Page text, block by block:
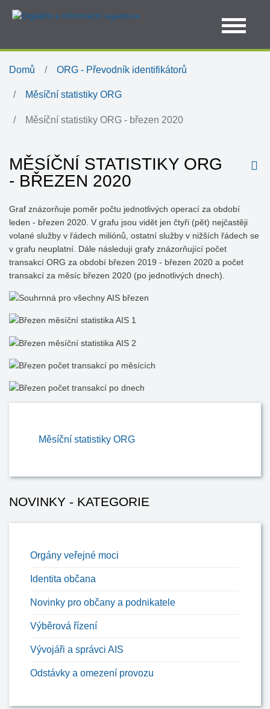
Domů ORG - Převodník identifikátorů
Měsíční statistiky ORG
Měsíční statistiky ORG - březen 2020
MĚSÍČNÍ STATISTIKY ORG
- BŘEZEN 2020
Graf znázorňuje poměr počtu jednotlivých operací za období
leden - březen 2020. V grafu jsou vidět jen čtyři (pět) nejčastěji
volané služby v řádech miliónů, ostatní služby v nižších řádech se
v grafu neuplatní. Dále následují grafy znázorňující počet
transakcí ORG za období březen 2019 - březen 2020 a počet
transakcí za měsíc březen 2020 (po jednotlivých dnech).
Měsíční statistiky ORG
NOVINKY - KATEGORIE
Orgány veřejné moci
Identita občana
Novinky pro občany a podnikatele
Výběrová řízení
Vývojáři a správci AIS
Odstávky a omezení provozu